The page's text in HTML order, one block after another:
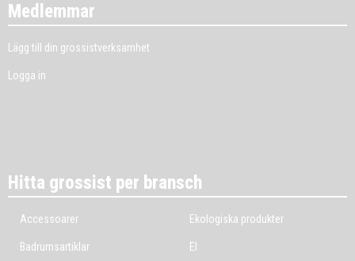
Medlemmar
Lägg till din grossistverksamhet
Logga in
Hitta grossist per bransch
Accessoarer
Badrumsartiklar
Ekologiska produkter
El